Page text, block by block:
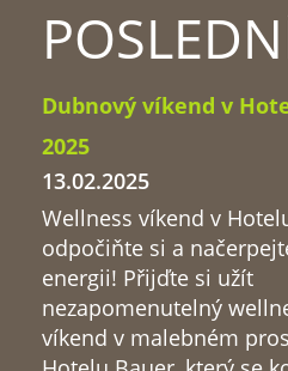
Dubnový víkend v
2025
13.02.2025
Wellness víkend v
odpočiňte si a
energii! Přijďte si užít
nezapomenutelný
víkend v malebném